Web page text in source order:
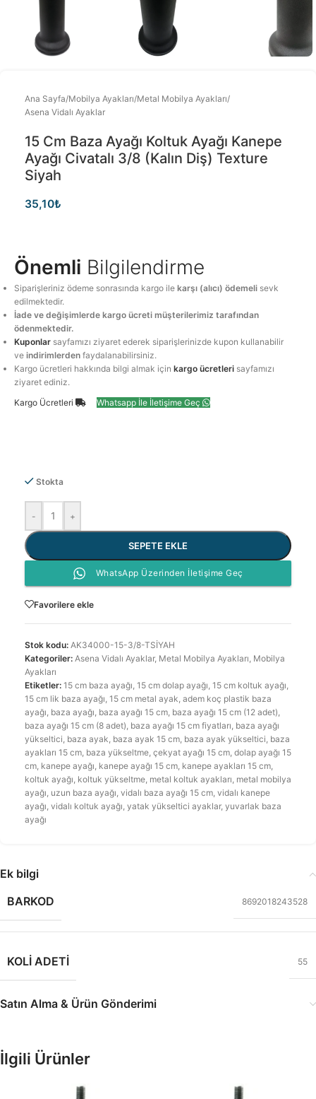
Ana Sayfa/Mobilya Ayakları/Metal Mobilya Ayakları/
Asena Vidalı Ayaklar
15 Cm Baza Ayağı Koltuk Ayağı Kanepe
Ayağı Civatalı 3/8 (kalın Diş) Texture
Siyah
35,10₺
Önemli Bilgilendirme
Siparişleriniz ödeme sonrasında kargo ilekarşı (alıcı) ödemeli sevk
edilmektedir.
İade ve değişimlerde kargo ücreti müşterilerimiz tarafından
ödenmektedir.
Kuponlar sayfamızı ziyaret ederek siparişlerinizde kupon kullanabilir
veindirimlerden faydalanabilirsiniz.
Kargo ücretleri hakkında bilgi almak içinkargo ücretleri sayfamızı
ziyaret ediniz.
Kargo Ücretleri
Whatsapp İle İletişime Geç
Stokta
- +
SEPETE EKLE
WhatsApp Üzerinden İletişime Geç
Favorilere ekle
Stok kodu: AK34000-15-3/8-TSİYAH
Kategoriler: Asena Vidalı Ayaklar, Metal Mobilya Ayakları, Mobilya
Ayakları
Etiketler: 15 cm baza ayağı, 15 cm dolap ayağı, 15 cm koltuk ayağı,
15 cm lik baza ayağı, 15 cm metal ayak, adem koç plastik baza
ayağı, baza ayağı, baza ayağı 15 cm, baza ayağı 15 cm (12 adet),
baza ayağı 15 cm (8 adet), baza ayağı 15 cm fiyatları, baza ayağı
yükseltici, baza ayak, baza ayak 15 cm, baza ayak yükseltici, baza
ayakları 15 cm, baza yükseltme, çekyat ayağı 15 cm, dolap ayağı 15
cm, kanepe ayağı, kanepe ayağı 15 cm, kanepe ayakları 15 cm,
koltuk ayağı, koltuk yükseltme, metal koltuk ayakları, metal mobilya
ayağı, uzun baza ayağı, vidalı baza ayağı 15 cm, vidalı kanepe
ayağı, vidalı koltuk ayağı, yatak yükseltici ayaklar, yuvarlak baza
ayağı
Ek bilgi
BARKOD
8692018243528
KOLI ADETI 55
Satın Alma & Ürün Gönderimi
İlgili Ürünler